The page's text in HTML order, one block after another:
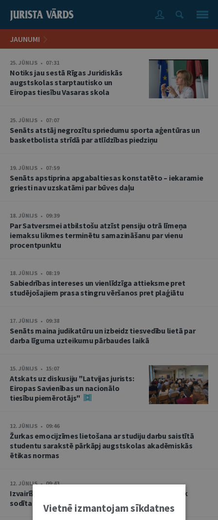
JAUNUMI
25. JŪNIJS • 07:31
Notiks jau sestā Rīgas Juridiskās
augstskolas starptautisko un
Eiropas tiesību Vasaras skola
25. JŪNIJS • 07:07
Senāts atstāj negrozītu spriedumu sporta aģentūras un
basketbolista strīdā par atlīdzības piedziņu
19. JŪNIJS • 07:59
Senāts apstiprina apgabaltiesas konstatēto – iekaramie
griesti nav uzskatāmi par būves daļu
18. JŪNIJS • 09:39
Par Satversmei atbilstošu atzīst pensiju otrā līmeņa
iemaksu likmes terminētu samazināšanu par vienu
procentpunktu
18. JŪNIJS • 08:19
Sabiedrības intereses un vienlīdzīga attieksme pret
studējošajiem prasa stingru vēršanos pret plaģiātu
17. JŪNIJS • 09:38
Senāts maina judikatūru un izbeidz tiesvedību lietā par
darba līguma uzteikumu pārbaudes laikā
15. JŪNIJS • 15:07
Atskats uz diskusiju "Latvijas jurists:
Eiropas Savienības un nacionālo
tiesību piemērotājs"
12. JŪNIJS • 09:46
Žurkas emocijzīmes lietošana ar studiju darbu saistītā
studentu sarakstē pārkāpj augstskolas akadēmiskās
ētikas normas
12. JŪNIJS • 09:43
Izvairīšanās no nepilngadīgo bērnu uzturēšanas tiek
sodīta ar sabiedrisko darbu
Vietnē izmantojam sīkdatnes